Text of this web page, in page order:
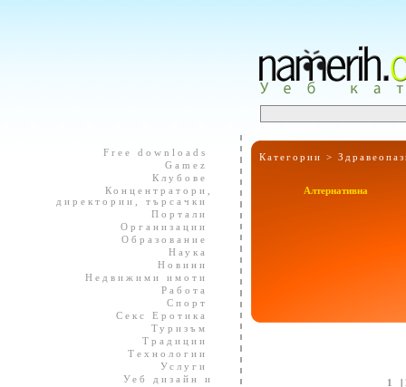
Free downloads
Gamez
Клубове
Концентратори,
директории, търсачки
Портали
Организации
Образование
Наука
Новини
Недвижими имоти
Работа
Спорт
Секс Еротика
Туризъм
Традиции
Технологии
Услуги
Уеб дизайн и
Категории >
Алтернативна
1 |